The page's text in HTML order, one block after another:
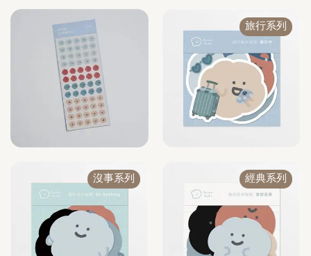
旅行系列
沒事系列 經典系列